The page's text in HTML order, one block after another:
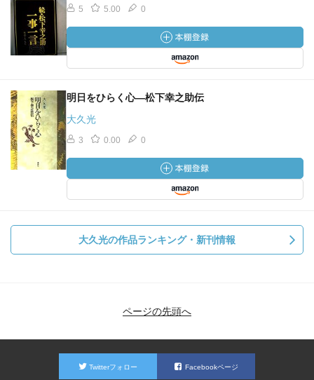
5 5.00 0
明日をひらく心―松下幸之助伝
大久光
3 0.00 0
大久光の作品ランキング・新刊情報
ページの先頭へ
Twitterフォロー Facebookページ